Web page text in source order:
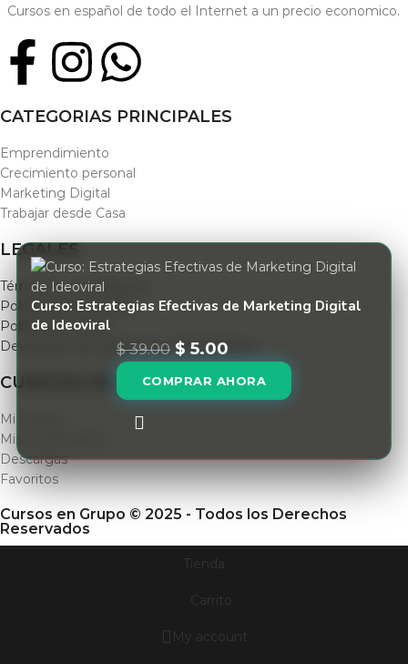
Cursos en español de todo el Internet a un precio economico.
CATEGORIAS PRINCIPALES
Emprendimiento
Crecimiento personal
Marketing Digital
Trabajar desde Casa
LEGALES
Términos y condiciones
Politica de privacidad
Políticas de envío
Devolución de Productos y Reembolsos
CUENTAS DE USUARIO
Mi cuenta
Mis membresias
Descargas
Favoritos
Cursos en Grupo © 2025 - Todos los Derechos
Reservados
Tienda
Carrito
My account
Curso: Estrategias Efectivas de Marketing Digital
de Ideoviral
$39.00 $ 5.00
COMPRAR AHORA